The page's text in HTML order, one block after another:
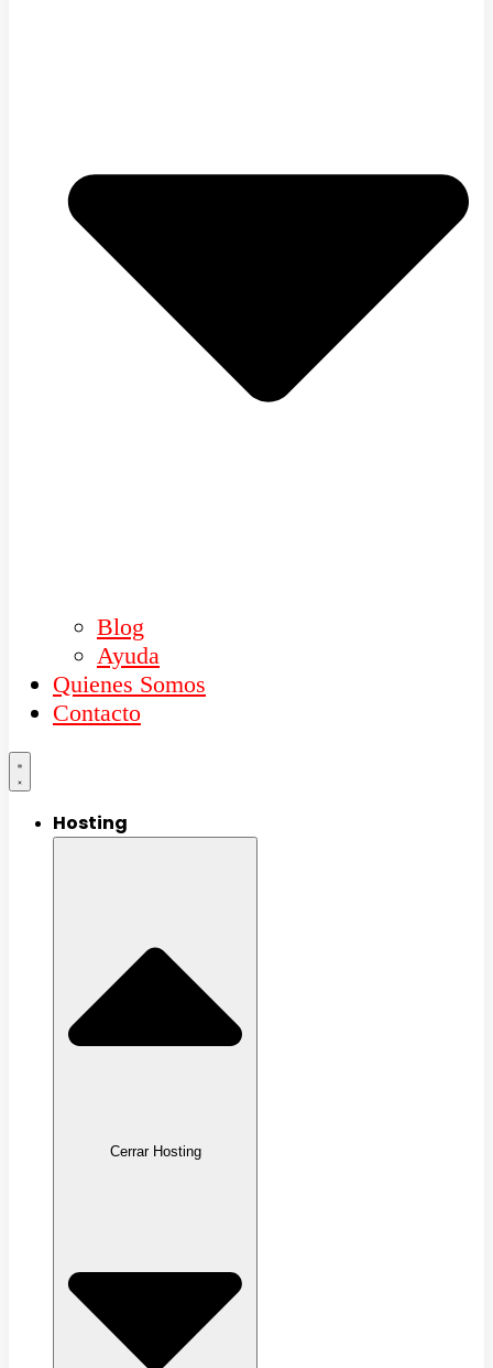
Blog
Ayuda
Quienes Somos
Contacto
Hosting
Cerrar Hosting